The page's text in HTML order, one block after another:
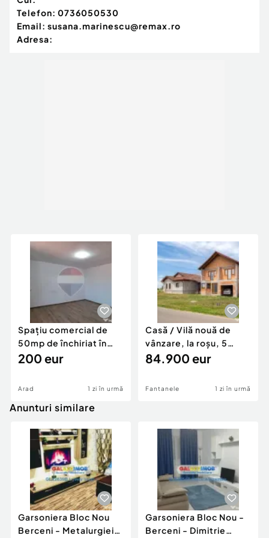
Telefon: 0736050530
Email: susana.marinescu@remax.ro
Adresa:
Spațiu comercial de
50mp de închiriat în
zona Ultracen...
200 eur
Arad 1 zi în urmă
Casă / Vilă nouă de
vânzare, la roșu, 5
camere, 225m...
84.900 eur
Fantanele 1 zi în urmă
Anunturi similare
Garsoniera Bloc Nou
Berceni - Metalurgiei
Garsoniera Bloc Nou -
Berceni - Dimitrie